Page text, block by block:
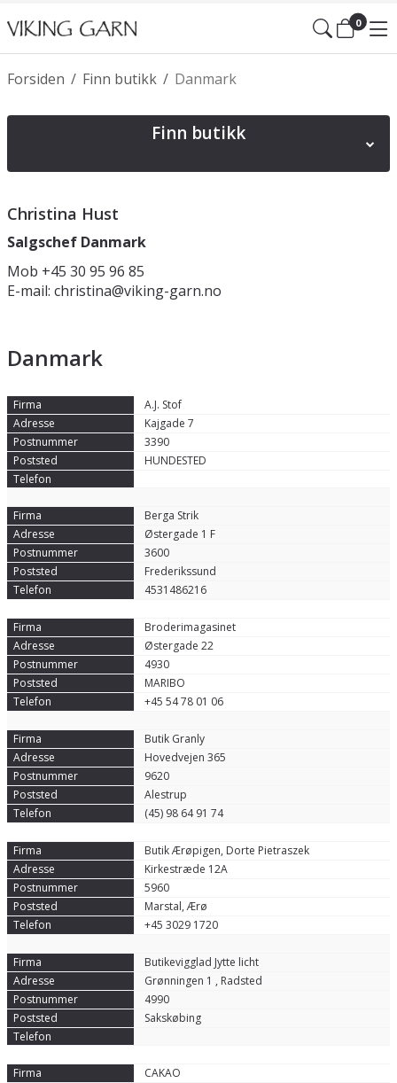
0
/
Forsiden /
Finn butikk Danmark
Finn butikk
Litauen
Latvia
Christina Hust
Salgschef Danmark
Mob +45 30 95 96 85
E-mail: christina@viking-garn.no
Danmark
A.J. Stof
Kajgade 7
3390
HUNDESTED
Berga Strik
Østergade 1 F
3600
Frederikssund
4531486216
Broderimagasinet
Østergade 22
4930
MARIBO
+45 54 78 01 06
Butik Granly
Hovedvejen 365
9620
Alestrup
(45) 98 64 91 74
Butik Ærøpigen, Dorte Pietraszek
Kirkestræde 12A
5960
Marstal, Ærø
+45 3029 1720
Butikevigglad Jytte licht
Grønningen 1 , Radsted
4990
Sakskøbing
CAKAO